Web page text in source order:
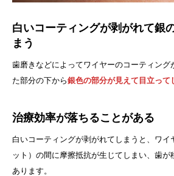
白いコーティングが剥がれて銀
まう
歯磨きなどによってワイヤーのコーティング
た部分の下から銀色の部分が見えて目立って
治療効率が落ちることがある
白いコーティングが剥がれてしまうと、ワイ
ット）の間に摩擦抵抗が生じてしまい、歯
あります。